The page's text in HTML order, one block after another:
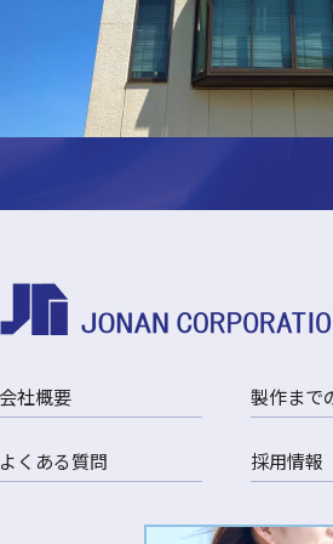
会社概要 製作まで
よくある質問 採用情報